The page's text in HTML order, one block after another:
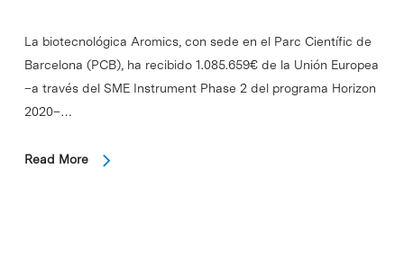
La biotecnológica Aromics, con sede en el Parc Científic de
Barcelona (PCB), ha recibido 1.085.659€ de la Unión Europea
–a través del SME Instrument Phase 2 del programa Horizon
2020–…
Read More